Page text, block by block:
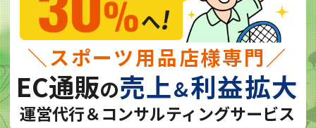
＼スポーツ用品店様専門／
EC通販の売上&利益拡大
運営代行＆コンサルティングサービス